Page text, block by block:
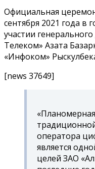
Официальная
сентября 2021 года в
участии
Телеком» Азата
«Инфоком»
[news 37649]
оператора
является
целей ЗАО